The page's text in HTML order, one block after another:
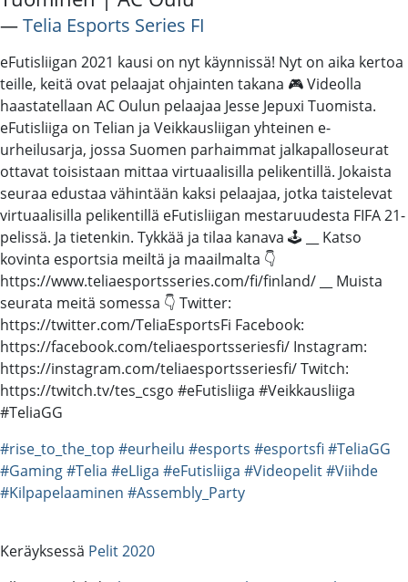
―Telia Esports Series FI
eFutisliigan 2021 kausi on nyt käynnissä! Nyt on aika kertoa
teille, keitä ovat pelaajat ohjainten takana 🎮 Videolla
haastatellaan AC Oulun pelaajaa Jesse Jepuxi Tuomista.
eFutisliiga on Telian ja Veikkausliigan yhteinen e-
urheilusarja, jossa Suomen parhaimmat jalkapalloseurat
ottavat toisistaan mittaa virtuaalisilla pelikentillä. Jokaista
seuraa edustaa vähintään kaksi pelaajaa, jotka taistelevat
virtuaalisilla pelikentillä eFutisliigan mestaruudesta FIFA 21-
pelissä. Ja tietenkin. Tykkää ja tilaa kanava 🕹️ __ Katso
kovinta esportsia meiltä ja maailmalta 👇
https://www.teliaesportsseries.com/fi/finland/ __ Muista
seurata meitä somessa 👇 Twitter:
https://twitter.com/TeliaEsportsFi Facebook:
https://facebook.com/teliaesportsseriesfi/ Instagram:
https://instagram.com/teliaesportsseriesfi/ Twitch:
https://twitch.tv/tes_csgo #eFutisliiga #Veikkausliiga
#TeliaGG
#rise_to_the_top #eurheilu #esports #esportsfi #TeliaGG
#Gaming#Telia #eLIiga #eFutisliiga #Videopelit#Viihde
#Kilpapelaaminen #Assembly_Party
Keräyksessä Pelit 2020